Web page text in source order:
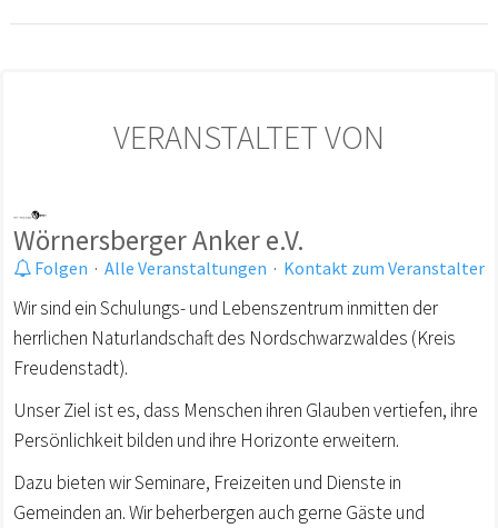
VERANSTALTET VON
Wörnersberger Anker e.V.
Folgen · Alle Veranstaltungen · Kontakt zum Veranstalter
Wir sind ein Schulungs- und Lebenszentrum inmitten der
herrlichen Naturlandschaft des Nordschwarzwaldes (Kreis
Freudenstadt).
Unser Ziel ist es, dass Menschen ihren Glauben vertiefen, ihre
Persönlichkeit bilden und ihre Horizonte erweitern.
Dazu bieten wir Seminare, Freizeiten und Dienste in
Gemeinden an. Wir beherbergen auch gerne Gäste und